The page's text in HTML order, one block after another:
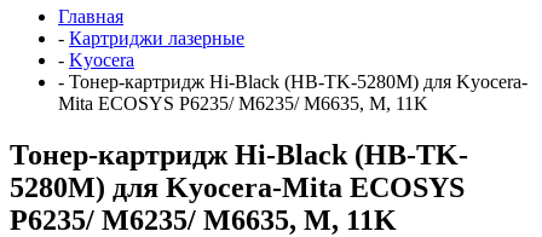
Главная
- Картриджи лазерные
- Kyocera
- Тонер-картридж Hi-Black (HB-TK-5280M) для Kyocera-
Mita ECOSYS P6235/ M6235/ M6635, M, 11K
Тонер-картридж Hi-Black (HB-TK-
5280M) для Kyocera-Mita ECOSYS
P6235/ M6235/ M6635, M, 11K